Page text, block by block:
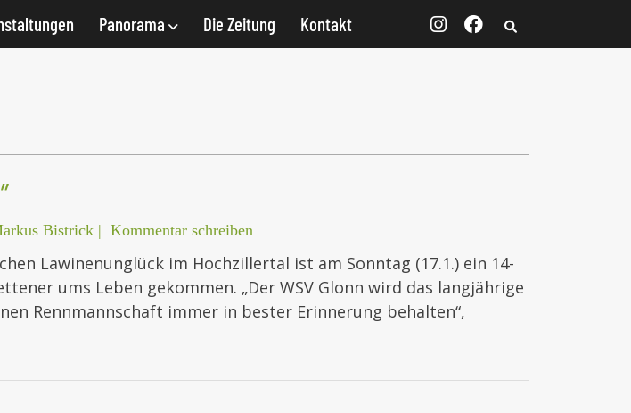
Panorama Die Zeitung Kontakt
Bistrick | Kommentar schreiben
Lawinenunglück im Hochzillertal ist am Sonntag (17.1.) ein 14-
ums Leben gekommen. „Der WSV Glonn wird das langjährige
Rennmannschaft immer in bester Erinnerung behalten“,